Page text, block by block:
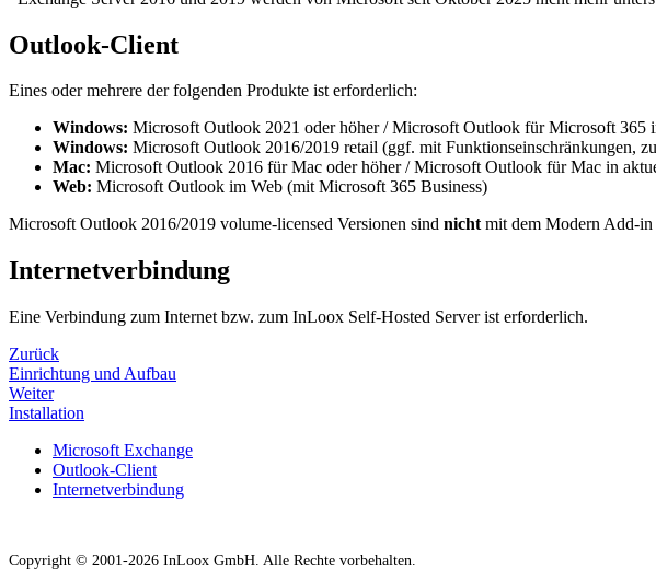
Outlook-Client
Eines oder mehrere der folgenden Produkte ist erforderlich:
Windows: Microsoft Outlook 2021 oder höher / Microsoft Outlook für Microsoft 365
Windows: Microsoft Outlook 2016/2019 retail (ggf. mit Funktionseinschränkungen,
Mac: Microsoft Outlook 2016 für Mac oder höher / Microsoft Outlook für Mac in
Web: Microsoft Outlook im Web (mit Microsoft 365 Business)
Microsoft Outlook 2016/2019 volume-licensed Versionen sind nichtmit dem Modern Add-in
Internetverbindung
Eine Verbindung zum Internet bzw. zum InLoox Self-Hosted Server ist erforderlich.
Zurück
Einrichtung und Aufbau
Weiter
Installation
Microsoft Exchange
Outlook-Client
Internetverbindung
Copyright © 2001-2026 InLoox GmbH. Alle Rechte vorbehalten.